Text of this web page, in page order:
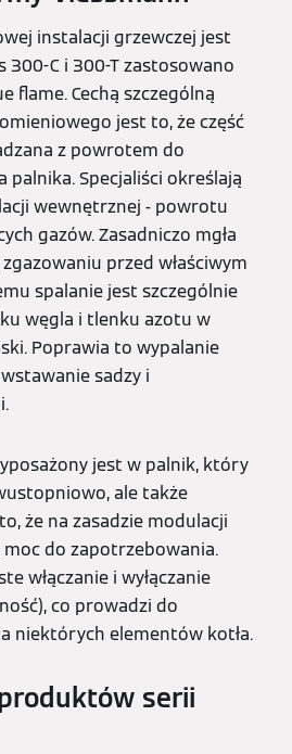
instalacji grzewczej jest
300-C i 300-T zastosowano
flame. Cechą szczególną
jest to, że część
z powrotem do
palnika. Specjaliści określają
wewnętrznej - powrotu
gazów. Zasadniczo mgła
przed właściwym
spalanie jest szczególnie
węgla i tlenku azotu w
Poprawia to wypalanie
sadzy i
jest w palnik, który
ale także
że na zasadzie modulacji
do zapotrzebowania.
włączanie i wyłączanie
co prowadzi do
niektórych elementów kotła.
serii